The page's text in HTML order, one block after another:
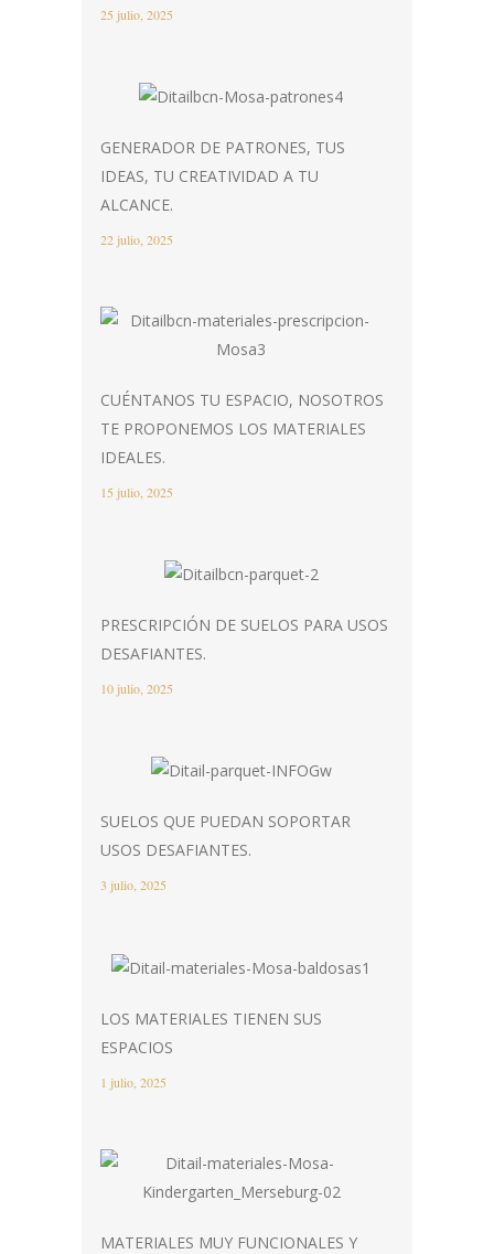
25 julio, 2025
GENERADOR DE PATRONES, TUS
IDEAS, TU CREATIVIDAD A TU
ALCANCE.
22 julio, 2025
CUÉNTANOS TU ESPACIO, NOSOTROS
TE PROPONEMOS LOS MATERIALES
IDEALES.
15 julio, 2025
PRESCRIPCIÓN DE SUELOS PARA USOS
DESAFIANTES.
10 julio, 2025
SUELOS QUE PUEDAN SOPORTAR
USOS DESAFIANTES.
3 julio, 2025
LOS MATERIALES TIENEN SUS
ESPACIOS
1 julio, 2025
MATERIALES MUY FUNCIONALES Y